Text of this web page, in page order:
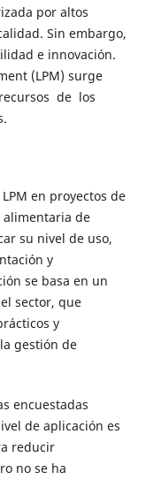
por altos
Sin embargo,
e innovación.
(LPM) surge
de los
en proyectos de
de
su nivel de uso,
y
se basa en un
sector, que
y
gestión de
encuestadas
de aplicación es
reducir
no se ha